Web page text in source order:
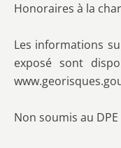
Honoraires à la
Les informations
exposé sont
Non soumis au DPE